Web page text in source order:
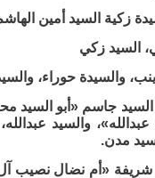
زكية السيد أمين
السيد زكي
والسيدة حوراء،
جاسم «أبو السيد
عبدالله»، والسيد
مدن.
شريفة «أم نضال نصيب آل